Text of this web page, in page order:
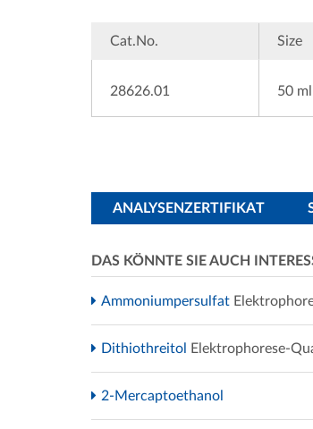
Cat.No. Size
28626.01 50 ml
ANALYSENZERTIFIKAT
DAS KÖNNTE SIE AUCH
Ammoniumpersulfat
Dithiothreitol Elektrophorese-
2-Mercaptoethanol